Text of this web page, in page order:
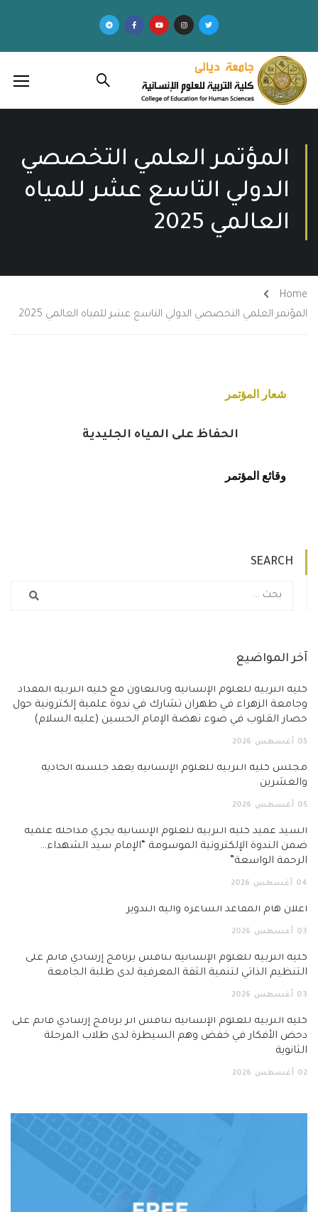
المؤتمر العلمي التخصصي
الدولي التاسع عشر للمياه
العالمي 2025
Home
المؤتمر العلمي التخصصي الدولي التاسع عشر للمياه العالمي 2025
شعار المؤتمر
الحفاظ على المياه الجليدية
وقائع المؤتمر
SEARCH
آخر المواضيع
كلية التربية للعلوم الإنسانية وبالتعاون مع كلية التربية المقداد
وجامعة الزهراء في طهران تشارك في ندوة علمية إلكترونية حول
حصار القلوب في ضوء نهضة الإمام الحسين (عليه السلام)
05 أغسطس 2026
مجلس كلية التربية للعلوم الإنسانية يعقد جلسته الحادية
والعشرين
05 أغسطس 2026
السيد عميد كلية التربية للعلوم الإنسانية يجري مداخلة علمية
ضمن الندوة الإلكترونية الموسومة “الإمام سيد الشهداء…
الرحمة الواسعة”
04 أغسطس 2026
اعلان هام المقاعد الشاغرة وآلية التدوير
03 أغسطس 2026
كلية التربية للعلوم الإنسانية تناقش برنامج إرشادي قائم على
التنظيم الذاتي لتنمية الثقة المعرفية لدى طلبة الجامعة
03 أغسطس 2026
كلية التربية للعلوم الإنسانية تناقش أثر برنامج إرشادي قائم على
دحض الأفكار في خفض وهم السيطرة لدى طلاب المرحلة
الثانوية
02 أغسطس 2026